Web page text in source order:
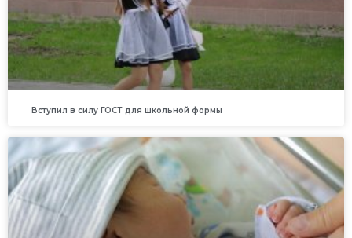
Вступил в силу ГОСТ для школьной формы